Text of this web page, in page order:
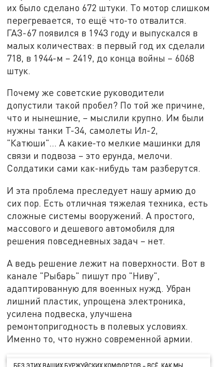
их было сделано 672 штуки. То мотор слишком
перегревается, то ещё что-то отвалится.
ГАЗ-67 появился в 1943 году и выпускался в
малых количествах: в первый год их сделали
718, в 1944-м – 2419, до конца войны – 6068
штук.
Почему же советские руководители
допустили такой пробел? По той же причине,
что и нынешние, – мыслили крупно. Им были
нужны танки Т-34, самолеты Ил-2,
"Катюши"... А какие-то мелкие машинки для
связи и подвоза – это ерунда, мелочи.
Солдатики сами как-нибудь там разберутся.
И эта проблема преследует нашу армию до
сих пор. Есть отличная тяжелая техника, есть
сложные системы вооружений. А простого,
массового и дешевого автомобиля для
решения повседневных задач – нет.
А ведь решение лежит на поверхности. Вот в
канале "Рыбарь" пишут про "Ниву",
адаптированную для военных нужд. Убран
лишний пластик, упрощена электроника,
усилена подвеска, улучшена
ремонтопригодность в полевых условиях.
Именно то, что нужно современной армии.